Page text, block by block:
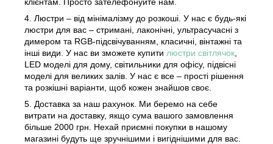
Люстри – від мінімалізму до розкоші. У нас є будь-які
люстри для вас – стримані, лаконічні, ультрасучасні з
димером та RGB-підсвічуванням, класичні, вінтажні та
інші види. У нас ви зможете купити люстри світлячок
LED моделі для дому, світильники для офісу, підвісні
моделі для великих залів. У нас є все – прості рішення
та розкішні варіанти, щоб кожен знайшов своє.
Доставка за наш рахунок. Ми беремо на себе
витрати на доставку, якщо сума вашого замовлення
більше 2000 грн. Нехай приємні покупки в нашому
магазині будуть ще зручнішими і вигіднішими для вас.